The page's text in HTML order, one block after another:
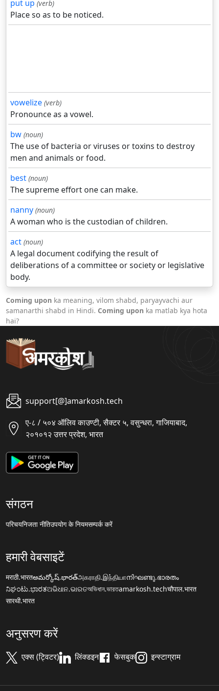
put up (verb)
Place so as to be noticed.
vowelize (verb)
Pronounce as a vowel.
bw (noun)
The use of bacteria or viruses or toxins to destroy
men and animals or food.
best (noun)
The supreme effort one can make.
nanny (noun)
A woman who is the custodian of children.
act (noun)
A legal document codifying the result of
deliberations of a committee or society or legislative
body.
Coming upon ka meaning, vilom shabd, paryayvachi aur
samanarthi shabd in Hindi. Coming upon ka matlab kya hota
hai?
support[@]amarkosh.tech
ए-८ / ५०४ ऑलिव काउण्टी, सैक्टर ५, वसुन्धरा, गाजियाबाद,
२०१०१२ उत्तर प्रदेश, भारत
संगठन
परिचयनिजता नीतिउपयोग के नियमसम्पर्क करें
हमारी वेबसाइटें
मराठी.भारतఅమర్కోష్.భారత్அகராதி.இந்தியாനിഘണ്ടു.ഭാരതം
ನಿಘಂಟು.ಭಾರತଅଭିଧାନ.ଭାରତঅভিধান.ভারতamarkosh.techचौपाल.भारत
सारथी.भारत
अनुसरण करें
एक्स (ट्विटर) लिंक्डइन फेसबुक इन्स्टाग्राम